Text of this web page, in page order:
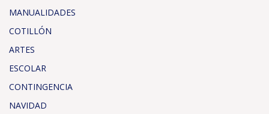
MANUALIDADES
COTILLÓN
ARTES
ESCOLAR
CONTINGENCIA
NAVIDAD